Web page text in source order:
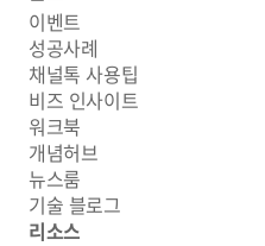
이벤트
성공사례
채널톡 사용팁
비즈 인사이트
워크북
개념허브
뉴스룸
기술 블로그
리소스